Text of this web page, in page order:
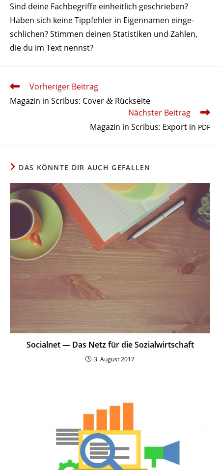
Sind deine Fach­be­griffe einheitlich geschrieben?
Haben sich keine Tipp­fehler in Eigen­namen einge­
schlichen? Stimmen deinen Statis­tiken und Zahlen,
die du im Text nennst?
Weitere
ansehen
Vorheriger Beitrag
Magazin in Scribus: Cover & Rückseite
Nächster Beitrag
Magazin in Scribus: Export in PDF
DAS KÖNNTE DIR AUCH GEFALLEN
Socialnet — Das Netz für die Sozialwirtschaft
3. August 2017